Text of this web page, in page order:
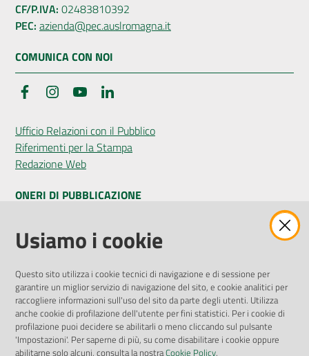
CF/P.IVA: 02483810392
PEC: azienda@pec.auslromagna.it
COMUNICA CON NOI
FacebookInstagramYouTube
Ufficio Relazioni con il Pubblico
Riferimenti per la Stampa
Redazione Web
ONERI DI PUBBLICAZIONE
Amministrazione Trasparente
Pubblicità legale
Privacy Policy
Attuazione Misure PNRR
Liste di Attesa
ENTI, IMPRESE E PARTNER
Usiamo i cookie
Questo sito utilizza i cookie tecnici di navigazione e di sessione per
garantire un miglior servizio di navigazione del sito, e cookie analitici per
raccogliere informazioni sull'uso del sito da parte degli utenti. Utilizza
anche cookie di profilazione dell'utente per fini statistici. Per i cookie di
profilazione puoi decidere se abilitarli o meno cliccando sul pulsante
'Impostazioni'. Per saperne di più, su come disabilitare i cookie oppure
abilitarne solo alcuni, consulta la nostraCookie Policy.